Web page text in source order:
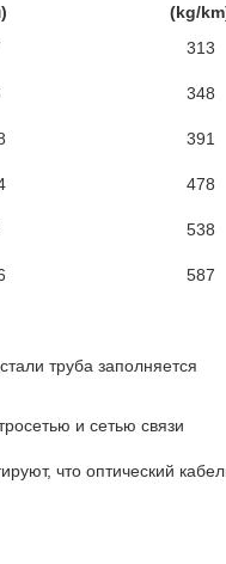
(kg/
313
348
391
478
538
587
труба заполняется
и сетью связи
что оптический